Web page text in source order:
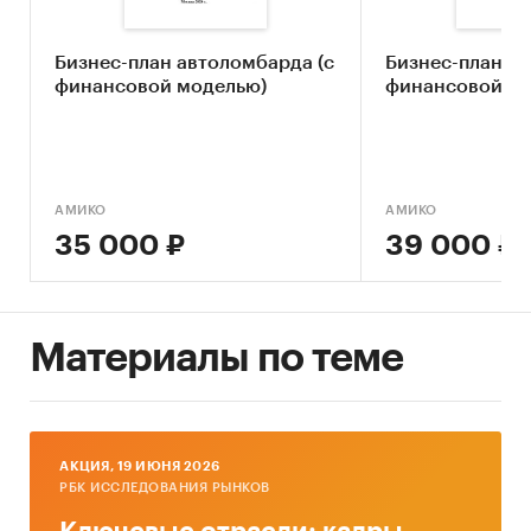
Российская Федерация.
Кол-во страниц: 104 стр.
Отчет содержит: 23 диаграмм, 32 таблиц.
Категории:
Услуги для бизнеса / Банковские, финансовые
услуги
/ Ломбарды
Россия
Бизнес-план автоломбарда (с
финансовой моделью)
АМИКО
35 000 ₽
Бизнес-план
финансовой
АМИКО
39 000 ₽
Материалы по теме
AКЦИЯ, 19 ИЮНЯ 2026
РБК ИССЛЕДОВАНИЯ РЫНКОВ